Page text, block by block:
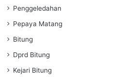
Penggeledahan
Pepaya Matang
Bitung
Dprd Bitung
Kejari Bitung